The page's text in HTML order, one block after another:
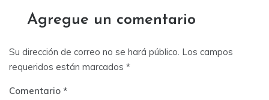
entradas
Agregue un comentario
Su dirección de correo no se hará público. Los campos
requeridos están marcados *
Comentario